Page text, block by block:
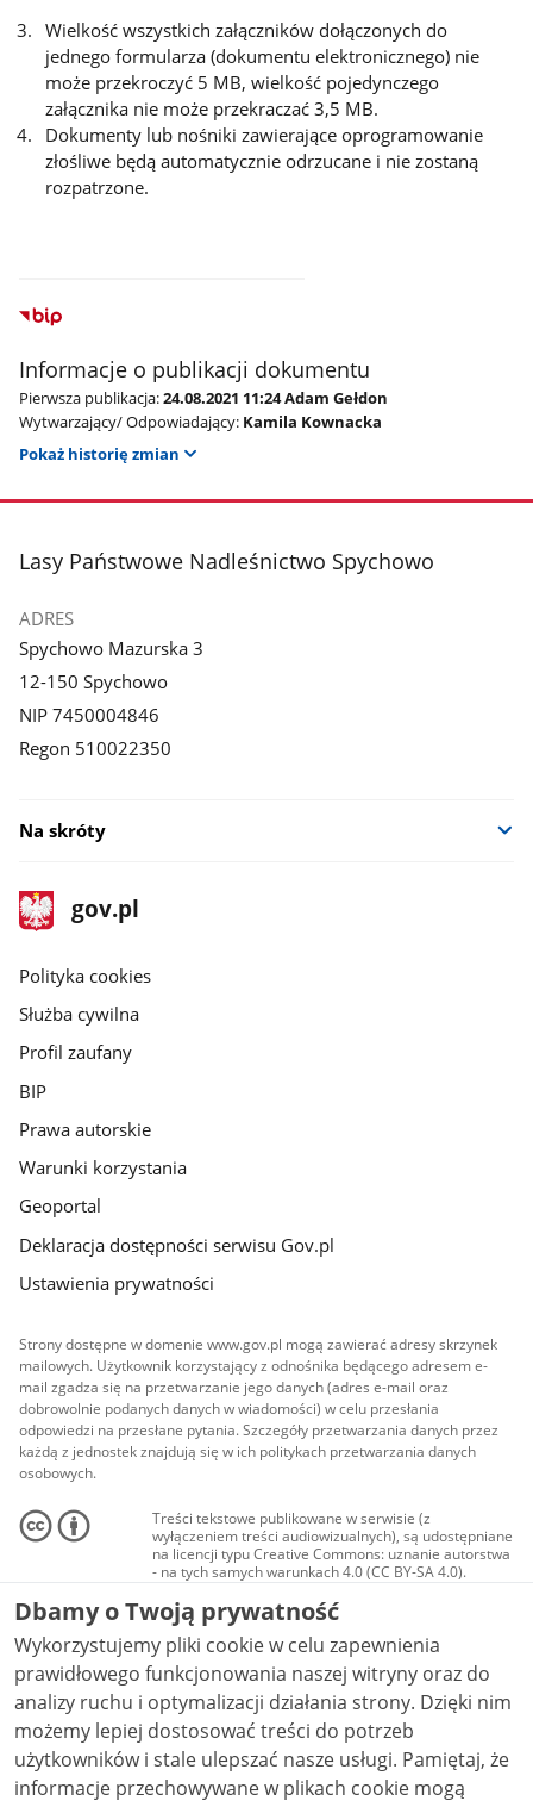
Wielkość wszystkich załączników dołączonych do
jednego formularza (dokumentu elektronicznego) nie
może przekroczyć 5 MB, wielkość pojedynczego
załącznika nie może przekraczać 3,5 MB.
Dokumenty lub nośniki zawierające oprogramowanie
złośliwe będą automatycznie odrzucane i nie zostaną
rozpatrzone.
Informacje o publikacji dokumentu
Pierwsza publikacja:24.08.2021 11:24 Adam Gełdon
Wytwarzający/ Odpowiadający: Kamila Kownacka
Pokaż historię zmian
stopka
Lasy Państwowe Nadleśnictwo Spychowo
ADRES
Spychowo Mazurska 3
12-150 Spychowo
NIP 7450004846
Regon 510022350
Na skróty
stopka
gov.pl
Strona
gov.pl
gov.pl
Polityka cookies
Służba cywilna
Profil zaufany
BIP
Prawa autorskie
Warunki korzystania
Geoportal
Deklaracja dostępności serwisu Gov.pl
Ustawienia prywatności
Strony dostępne w domenie www.gov.pl mogą zawierać adresy skrzynek
mailowych. Użytkownik korzystający z odnośnika będącego adresem e-
mail zgadza się na przetwarzanie jego danych (adres e-mail oraz
dobrowolnie podanych danych w wiadomości) w celu przesłania
odpowiedzi na przesłane pytania. Szczegóły przetwarzania danych przez
każdą z jednostek znajdują się w ich politykach przetwarzania danych
osobowych.
Treści tekstowe publikowane w serwisie (z
wyłączeniem treści audiowizualnych), są udostępniane
na licencji typu Creative Commons: uznanie autorstwa
- na tych samych warunkach 4.0 (CC BY-SA 4.0).
Materiały audiowizualne, w tym zdjęcia, materiały
audio i wideo, są udostępniane na licencji typu
Creative Commons: uznanie autorstwa użycie
niekomercyjne - bez utworów zależnych 4.0 (CC BY-
NC-ND 4.0), o ile nie jest to stwierdzone inaczej.
Dbamy o Twoją prywatność
Wykorzystujemy pliki cookie w celu zapewnienia
prawidłowego funkcjonowania naszej witryny oraz do
analizy ruchu i optymalizacji działania strony. Dzięki nim
możemy lepiej dostosować treści do potrzeb
użytkowników i stale ulepszać nasze usługi. Pamiętaj, że
informacje przechowywane w plikach cookie mogą